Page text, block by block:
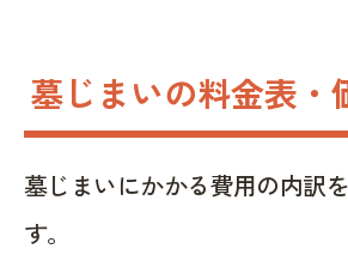
墓じまいの料金表・
墓じまいにかかる費用の内訳
す。